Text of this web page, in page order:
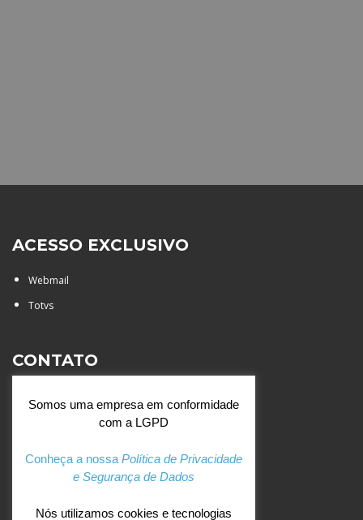
ACESSO EXCLUSIVO
Webmail
Totvs
CONTATO
Santa Catarina - São José do
Rio Preto (SP)
+55 (17) 3354 7000
agostiniano@csj.g12.br
Somos uma empresa em conformidade
com a LGPD
Conheça a nossa Política de Privacidade
e Segurança de Dados
Nós utilizamos cookies e tecnologias